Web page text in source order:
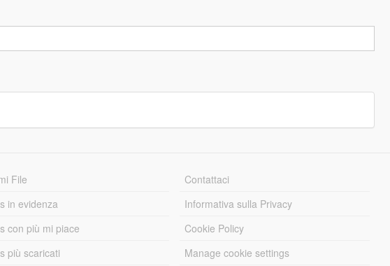
File
in evidenza
con più mi piace
più scaricati
Contattaci
Informativa sulla Privacy
Cookie Policy
Manage cookie settings